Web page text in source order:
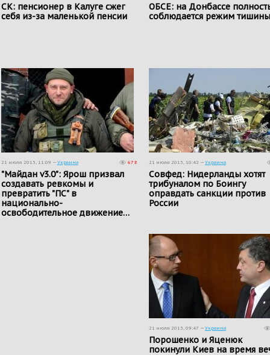
СК: пенсионер в Калуге сжег
себя из-за маленькой пенсии
ОБСЕ: на Донбассе
соблюдается режим тишины
21 июля 2015, 11:09 — Украина 678
"Майдан v3.0": Ярош призвал
создавать ревкомы и
превратить "ПС" в
национально-
освободительное движение…
21 июля 2015, 10:42 — Украина
Совфед: Нидерланды хотят
трибуналом по Боингу
оправдать санкции против
России
21 июля 2015, 09:47 — Украина
Порошенко и Яценюк
покинули Киев на время